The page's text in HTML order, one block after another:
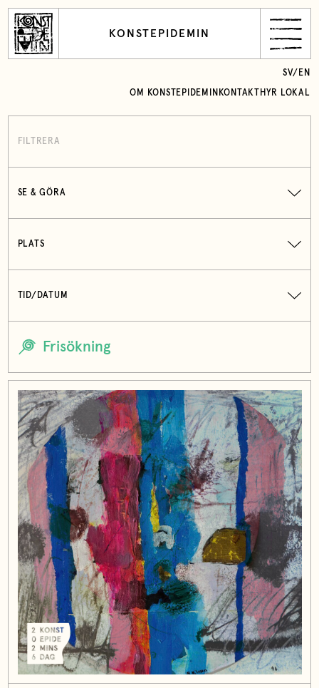
KONSTEPIDEMIN
OM KONSTEPIDEMIN KONTAKT HYR LOKAL
SV/ EN
FILTRERA
SE & GÖRA
PLATS
TID/DATUM